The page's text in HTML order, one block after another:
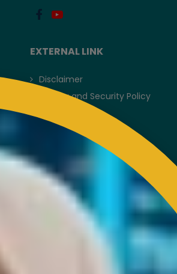
EXTERNAL LINK
Disclaimer
Privacy and Security Policy
Helps & Support
VISITORS COUNTER
Latest Update : 05-August-2026.
COPYRIGHT RESERVED 2023 @
SMALLHOLDERS DEVELOPMENT